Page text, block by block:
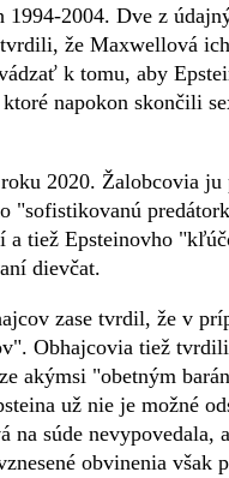
1994-2004. Dve z
že Maxwellová
k tomu, aby
napokon skončili
2020. Žalobcovia ju
"sofistikovanú
a tiež Epsteinovho
dievčat.
zase tvrdil, že v
Obhajcovia tiež
akýmsi "obetným
už nie je možné
na súde nevypovedala,
obvinenia však